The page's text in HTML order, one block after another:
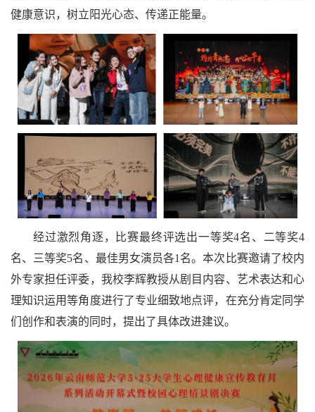
健康意识，树立阳光心态、传递正能量。
经过激烈角逐，比赛最终评选出一等奖4名、二等奖4
名、三等奖5名、最佳男女演员各1名。本次比赛邀请了校内
外专家担任评委，我校李辉教授从剧目内容、艺术表达和心
理知识运用等角度进行了专业细致地点评，在充分肯定同学
们创作和表演的同时，提出了具体改进建议。